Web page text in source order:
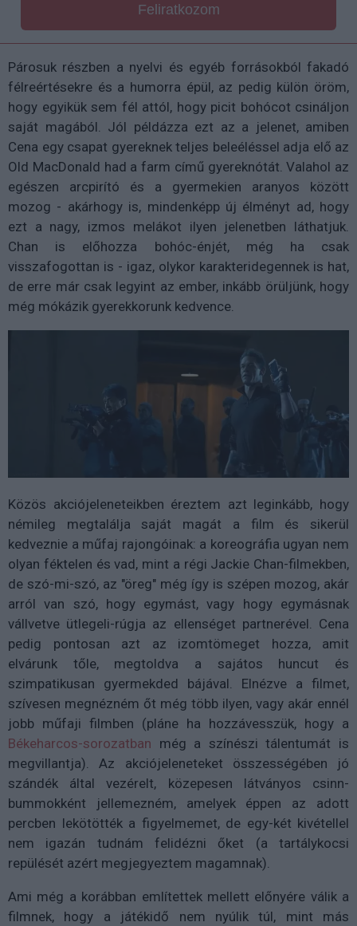
Feliratkozom
Párosuk részben a nyelvi és egyéb forrásokból fakadó
félreértésekre és a humorra épül, az pedig külön öröm,
hogy egyikük sem fél attól, hogy picit bohócot csináljon
saját magából. Jól példázza ezt az a jelenet, amiben
Cena egy csapat gyereknek teljes beleéléssel adja elő az
Old MacDonald had a farm című gyereknótát. Valahol az
egészen arcpirító és a gyermekien aranyos között
mozog - akárhogy is, mindenképp új élményt ad, hogy
ezt a nagy, izmos melákot ilyen jelenetben láthatjuk.
Chan is előhozza bohóc-énjét, még ha csak
visszafogottan is - igaz, olykor karakteridegennek is hat,
de erre már csak legyint az ember, inkább örüljünk, hogy
még mókázik gyerekkorunk kedvence.
Közös akciójeleneteikben éreztem azt leginkább, hogy
némileg megtalálja saját magát a film és sikerül
kedveznie a műfaj rajongóinak: a koreográfia ugyan nem
olyan féktelen és vad, mint a régi Jackie Chan-filmekben,
de szó-mi-szó, az "öreg" még így is szépen mozog, akár
arról van szó, hogy egymást, vagy hogy egymásnak
vállvetve ütlegeli-rúgja az ellenséget partnerével. Cena
pedig pontosan azt az izomtömeget hozza, amit
elvárunk tőle, megtoldva a sajátos huncut és
szimpatikusan gyermekded bájával. Elnézve a filmet,
szívesen megnézném őt még több ilyen, vagy akár ennél
jobb műfaji filmben (pláne ha hozzávesszük, hogy a
Békeharcos-sorozatban még a színészi tálentumát is
megvillantja). Az akciójeleneteket összességében jó
szándék által vezérelt, közepesen látványos csinn-
bummokként jellemezném, amelyek éppen az adott
percben lekötötték a figyelmemet, de egy-két kivétellel
nem igazán tudnám felidézni őket (a tartálykocsi
repülését azért megjegyeztem magamnak).
Ami még a korábban említettek mellett előnyére válik a
filmnek, hogy a játékidő nem nyúlik túl, mint más